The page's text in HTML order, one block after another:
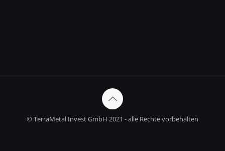
© TerraMetal Invest GmbH 2021 - alle Rechte vorbehalten